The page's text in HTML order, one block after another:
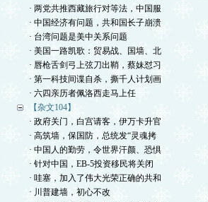
· 两党共推西藏旅行对等法，中国服
· 中国经济有问题，共和国长子崩溃
· 台湾问题是美中关系问题
· 美国一路凯歌：贸易战、国墙、北
· 唇枪舌剑弓上弦刀出鞘，蔡妹怼习
· 第一科技间谍自杀，撕千人计划画
· 六四亲历者佩洛西走马上任
【杂文104】
· 政府关门，白宫请客，伊万卡升官
· 高筑墙，保国防，总统发“灵魂拷
· 中国人的勤劳，令世界汗颜、恐惧
· 针对中国，EB-5投资移民将关闭
· 哇塞，加入了伟大光荣正确的共和
· 川普建墙，初心不改